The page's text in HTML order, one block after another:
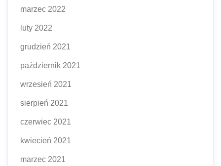
marzec 2022
luty 2022
grudzień 2021
październik 2021
wrzesień 2021
sierpień 2021
czerwiec 2021
kwiecień 2021
marzec 2021